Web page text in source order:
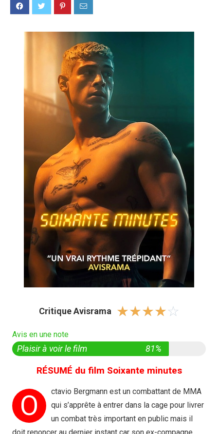
Critique Avisrama ☆☆☆☆☆
Avis en une note
Plaisir à voir le film 81%
RÉSUMÉ du film Soixante minutes
O
ctavio Bergmann est un combattant de MMA
qui s’apprête à entrer dans la cage pour livrer
un combat très important en public mais il